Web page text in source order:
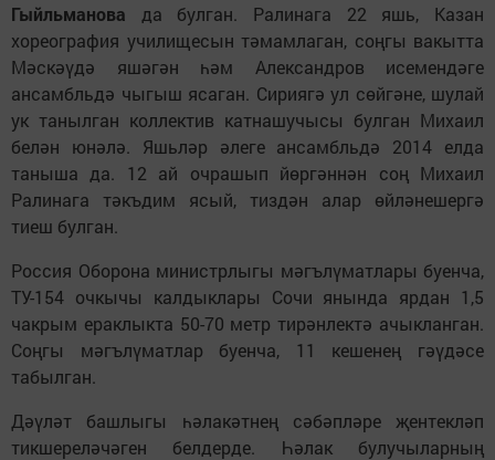
Гыйльманова да булган. Ралинага 22 яшь, Казан
хореография училищесын тәмамлаган, соңгы вакытта
Мәскәүдә яшәгән һәм Александров исемендәге
ансамбльдә чыгыш ясаган. Сириягә ул сөйгәне, шулай
ук танылган коллектив катнашучысы булган Михаил
белән юнәлә. Яшьләр әлеге ансамбльдә 2014 елда
таныша да. 12 ай очрашып йөргәннән соң Михаил
Ралинага тәкъдим ясый, тиздән алар өйләнешергә
тиеш булган.
Россия Оборона министрлыгы мәгълүматлары буенча,
ТУ-154 очкычы калдыклары Сочи янында ярдан 1,5
чакрым ераклыкта 50-70 метр тирәнлектә ачыкланган.
Соңгы мәгълүматлар буенча, 11 кешенең гәүдәсе
табылган.
Дәүләт башлыгы һәлакәтнең сәбәпләре җентекләп
тикшереләчәген белдерде. Һәлак булучыларның